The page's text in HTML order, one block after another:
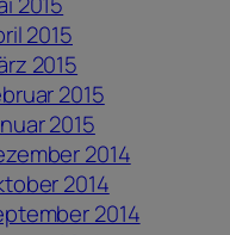
2015
2015
2015
2015
2014
2014
2014